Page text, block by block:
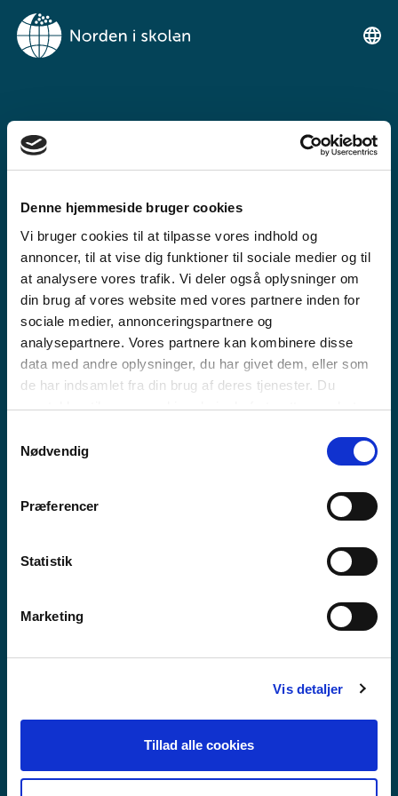
Denne hjemmeside bruger cookies
Vi bruger cookies til at tilpasse vores indhold og
annoncer, til at vise dig funktioner til sociale medier og til
at analysere vores trafik. Vi deler også oplysninger om
din brug af vores website med vores partnere inden for
sociale medier, annonceringspartnere og
analysepartnere. Vores partnere kan kombinere disse
data med andre oplysninger, du har givet dem, eller som
de har indsamlet fra din brug af deres tjenester. Du
samtykker til vores cookies, hvis du fortsætter med at
Nødvendig
Præferencer
Statistik
Marketing
Vis detaljer
Tillad alle cookies
NORDEN I
SKOLENIMUT
Tunngaviusumik atuarfimmut
ilinniarnertuunngorniarfimmullu
atuartitsinermi iserasuaat
akeqanngitsoq.
MEEQQAT ATUARFIAT